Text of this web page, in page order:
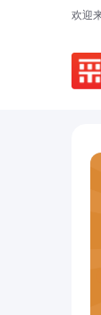
欢迎